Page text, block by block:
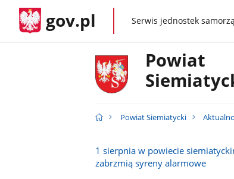
gov.pl gov.plSerwis jednostek
Powiat
Powiat Siemiatycki
1 sierpnia w powiecie
zabrzmią syreny alarmowe